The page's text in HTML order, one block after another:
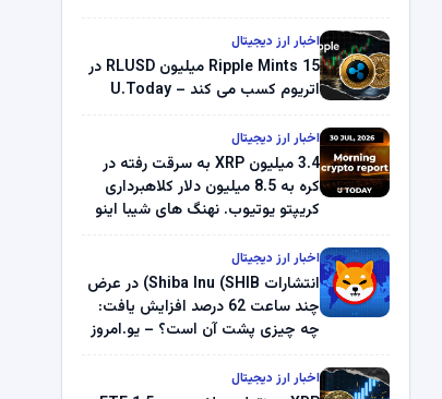
اخبار ارز دیجیتال
Ripple Mints 15 میلیون RLUSD در
اتریوم کسب می کند – U.Today
اخبار ارز دیجیتال
3.4 میلیون XRP به سرقت رفته در
کره به 8.5 میلیون دلار کلاهبرداری
کریپتو یوتیوب. نهنگ های شیبا اینو
میلیون دلار U-Turn در بیت کوین را
ثبت کرد – گزارش کریپتو صبح –
U.Today
اخبار ارز دیجیتال
انتشارات Shiba Inu (SHIB) در عرض
چند ساعت 62 درصد افزایش یافت:
چه چیزی پشت آن است؟ – یو.امروز
اخبار ارز دیجیتال